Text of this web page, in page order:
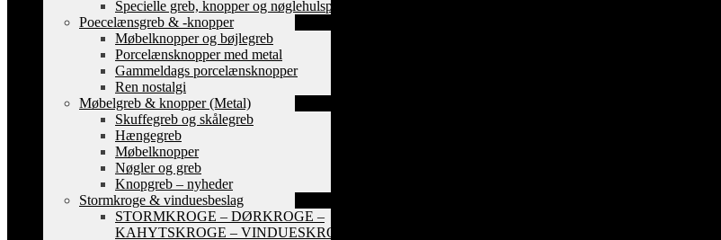
Specielle greb, knopper og nøglehulsplader
Poecelænsgreb & -knopper
Møbelknopper og bøjlegreb
Porcelænsknopper med metal
Gammeldags porcelænsknopper
Ren nostalgi
Møbelgreb & knopper (Metal)
Skuffegreb og skålegreb
Hængegreb
Møbelknopper
Nøgler og greb
Knopgreb – nyheder
Stormkroge & vinduesbeslag
STORMKROGE – DØRKROGE –
KAHYTSKROGE – VINDUESKROGE